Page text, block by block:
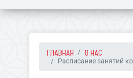
ГЛАВНАЯ О НАС
Расписание занятий